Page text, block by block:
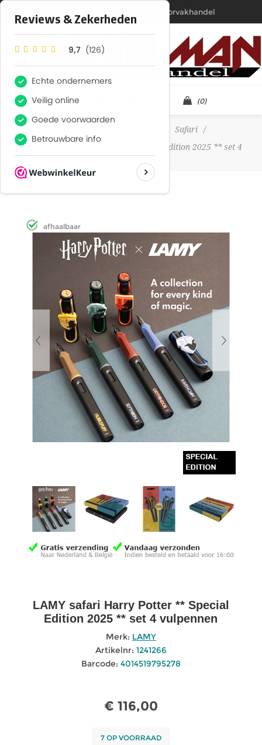
Welkom bij Hummelman Kantoorvakhandel
(0)
Safari
/
LAMY safari Harry Potter ** Special Edition 2025 ** set 4
vulpennen
afhaalbaar
LAMY safari Harry Potter ** Special
Edition 2025 ** set 4 vulpennen
Merk: LAMY
Artikelnr: 1241266
Barcode: 4014519795278
€ 116,00
7 OP VOORRAAD